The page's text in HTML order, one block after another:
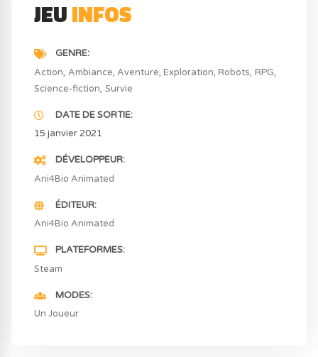
JEUINFOS
GENRE
Action Ambiance Aventure Exploration Robots RPG
Science-fiction Survie
DATE DE SORTIE
15 janvier 2021
DÉVELOPPEUR
Ani4Bio Animated
ÉDITEUR
Ani4Bio Animated
PLATEFORMES
Steam
MODES
Un Joueur